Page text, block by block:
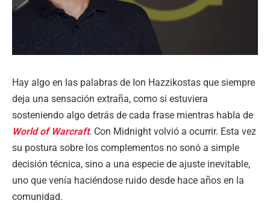
Hay algo en las palabras de Ion Hazzikostas que siempre
deja una sensación extraña, como si estuviera
sosteniendo algo detrás de cada frase mientras habla de
World of Warcraft. Con Midnight volvió a ocurrir. Esta vez
su postura sobre los complementos no sonó a simple
decisión técnica, sino a una especie de ajuste inevitable,
uno que venía haciéndose ruido desde hace años en la
comunidad.